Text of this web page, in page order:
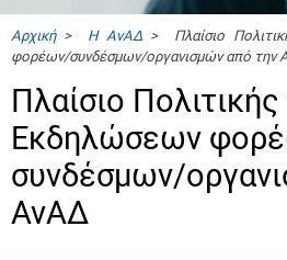
Αρχική> Η ΑνΑΔ> Πλαίσιο
φορέων/συνδέσμων/οργανισμών από την
Πλαίσιο
Εκδηλώσεων
συνδέσμων/
ΑνΑΔ